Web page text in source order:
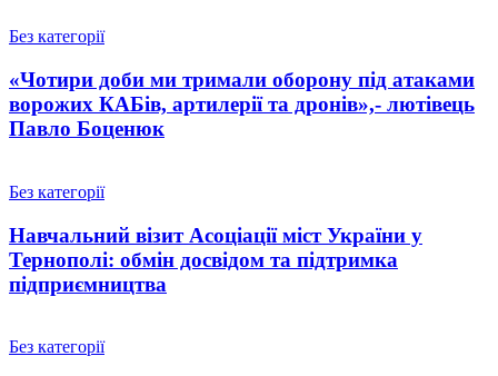
Без категорії
«Чотири доби ми тримали оборону під атаками
ворожих КАБів, артилерії та дронів»,- лютівець
Павло Боценюк
Без категорії
Навчальний візит Асоціації міст України у
Тернополі: обмін досвідом та підтримка
підприємництва
Без категорії